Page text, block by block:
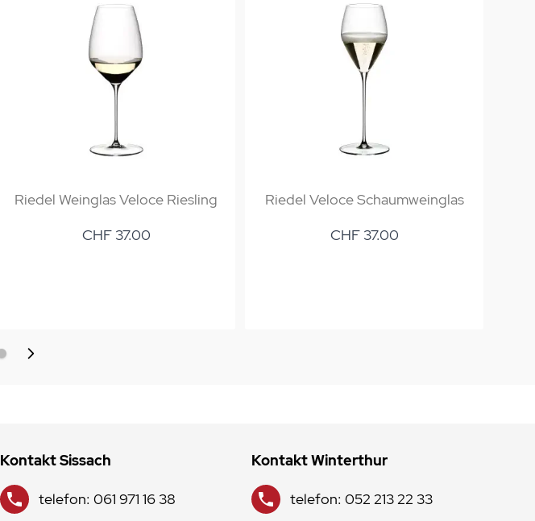
Riedel Weinglas Veloce Riesling
CHF 37.00
Riedel Veloce Schaumweinglas
CHF 37.00
Kontakt Sissach
telefon: 061 971 16 38
Kontakt Winterthur
telefon: 052 213 22 33